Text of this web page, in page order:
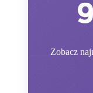
Zobacz